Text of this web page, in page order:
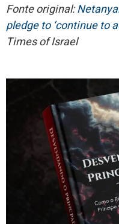
Fonte original:
pledge to ‘continue to
Times of Israel